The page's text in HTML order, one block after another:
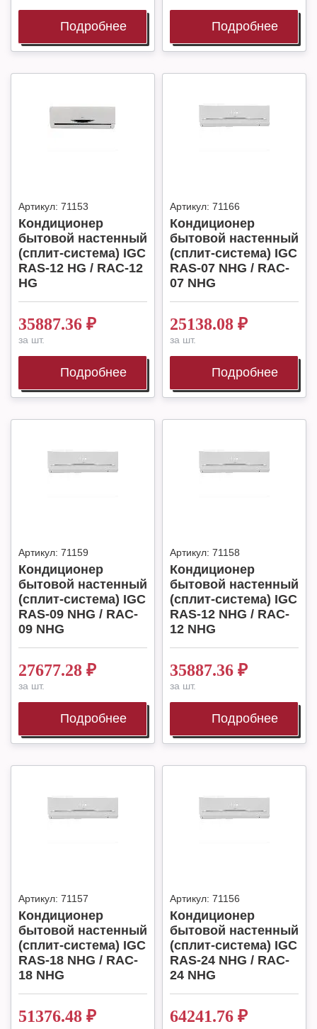
Подробнее Подробнее
Артикул: 71153
Кондиционер
бытовой настенный
(сплит-система) IGC
RAS-12 HG / RAC-12
HG
35887.36 ₽
за шт.
Подробнее
Артикул: 71166
Кондиционер
бытовой настенный
(сплит-система) IGC
RAS-07 NHG / RAC-
07 NHG
25138.08 ₽
за шт.
Подробнее
Артикул: 71159
Кондиционер
бытовой настенный
(сплит-система) IGC
RAS-09 NHG / RAC-
09 NHG
27677.28 ₽
за шт.
Подробнее
Артикул: 71158
Кондиционер
бытовой настенный
(сплит-система) IGC
RAS-12 NHG / RAC-
12 NHG
35887.36 ₽
за шт.
Подробнее
Артикул: 71157
Кондиционер
бытовой настенный
(сплит-система) IGC
RAS-18 NHG / RAC-
18 NHG
51376.48 ₽
Артикул: 71156
Кондиционер
бытовой настенный
(сплит-система) IGC
RAS-24 NHG / RAC-
24 NHG
64241.76 ₽